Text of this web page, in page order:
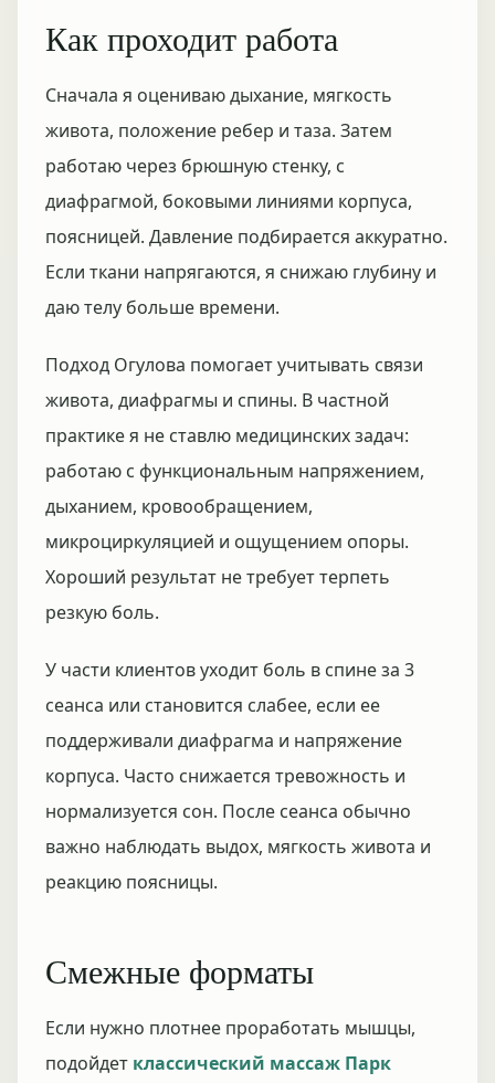
Как проходит работа
Сначала я оцениваю дыхание, мягкость
живота, положение ребер и таза. Затем
работаю через брюшную стенку, с
диафрагмой, боковыми линиями корпуса,
поясницей. Давление подбирается аккуратно.
Если ткани напрягаются, я снижаю глубину и
даю телу больше времени.
Подход Огулова помогает учитывать связи
живота, диафрагмы и спины. В частной
практике я не ставлю медицинских задач:
работаю с функциональным напряжением,
дыханием, кровообращением,
микроциркуляцией и ощущением опоры.
Хороший результат не требует терпеть
резкую боль.
У части клиентов уходит боль в спине за 3
сеанса или становится слабее, если ее
поддерживали диафрагма и напряжение
корпуса. Часто снижается тревожность и
нормализуется сон. После сеанса обычно
важно наблюдать выдох, мягкость живота и
реакцию поясницы.
Смежные форматы
Если нужно плотнее проработать мышцы,
подойдет классический массаж Парк